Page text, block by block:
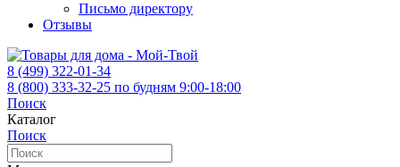
Письмо директору
Отзывы
8 (499) 322-01-34
8 (800) 333-32-25 по будням 9:00-18:00
Поиск
Каталог
Поиск